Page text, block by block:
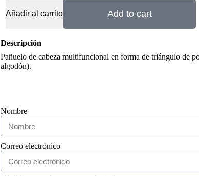
Añadir al carrito Add to cart
Descripción
Pañuelo de cabeza multifuncional en forma de triángulo de
algodón).
Nombre
Correo electrónico